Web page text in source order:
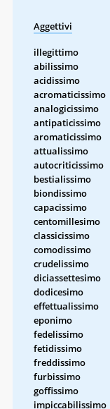
Aggettivi
illegittimo
abilissimo
acidissimo
acromaticissimo
analogicissimo
antipaticissimo
aromaticissimo
attualissimo
autocriticissimo
bestialissimo
biondissimo
capacissimo
centomillesimo
classicissimo
comodissimo
crudelissimo
diciassettesimo
dodicesimo
effettualissimo
eponimo
fedelissimo
fetidissimo
freddissimo
furbissimo
goffissimo
impiccabilissimo